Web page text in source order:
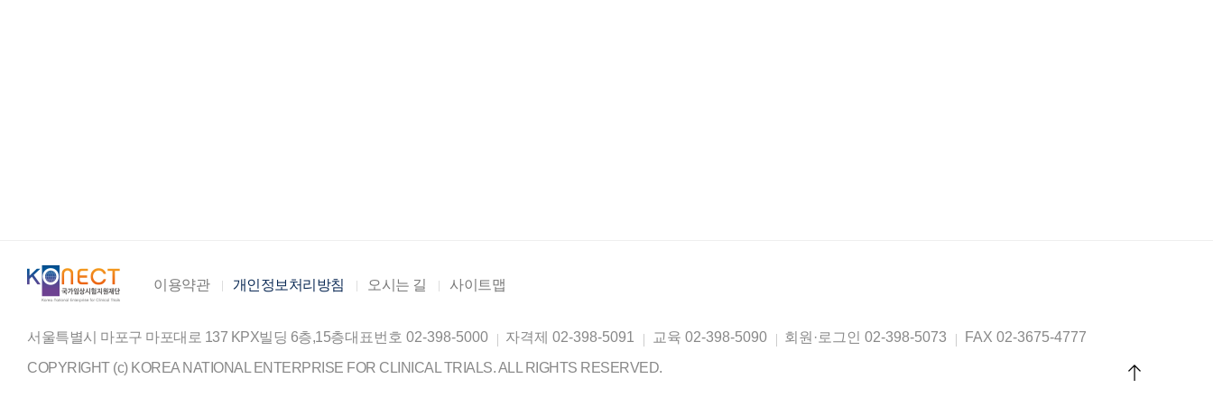
이용약관 개인정보처리방침 오시는 길 사이트맵
서울특별시 마포구 마포대로 137 KPX빌딩 6층,15층대표번호 02-398-5000 자격제 02-398-5091 교육 02-398-5090 회원·로그인 02-398-5073 FAX 02-3675-4777
COPYRIGHT (c) KOREA NATIONAL ENTERPRISE FOR CLINICAL TRIALS. ALL RIGHTS RESERVED.